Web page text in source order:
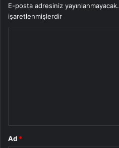
E-posta adresiniz yayınlanmayacak.
işaretlenmişlerdir
Ad *